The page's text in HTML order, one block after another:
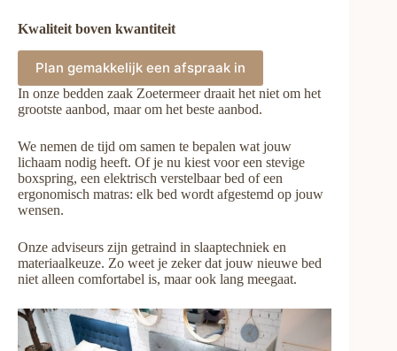
Kwaliteit boven kwantiteit
Plan gemakkelijk een afspraak in
In onze bedden zaak Zoetermeer draait het niet om het
grootste aanbod, maar om het beste aanbod.
We nemen de tijd om samen te bepalen wat jouw
lichaam nodig heeft. Of je nu kiest voor een stevige
boxspring, een elektrisch verstelbaar bed of een
ergonomisch matras: elk bed wordt afgestemd op jouw
wensen.
Onze adviseurs zijn getraind in slaaptechniek en
materiaalkeuze. Zo weet je zeker dat jouw nieuwe bed
niet alleen comfortabel is, maar ook lang meegaat.